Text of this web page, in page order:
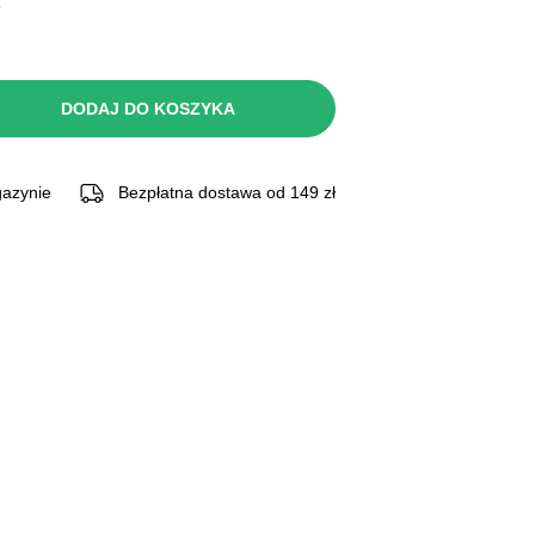
DODAJ DO KOSZYKA
Bezpłatna dostawa od 149 zł